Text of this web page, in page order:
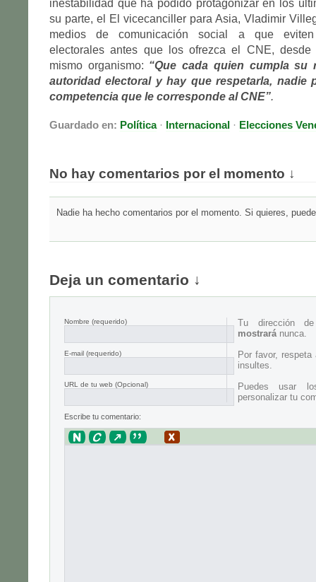
inestabilidad que ha podido protagonizar en los
su parte, el El vicecanciller para Asia, Vladimir
medios de comunicación social a que
electorales antes que los ofrezca el CNE,
mismo organismo: “Que cada quien cumpla
autoridad electoral y hay que respetarla, nadie
competencia que le corresponde al CNE”.
Guardado en: Política· Internacional · Elecciones
No hay comentarios por el momento ↓
Nadie ha hecho comentarios por el momento. Si quieres,
Deja un comentario ↓
Nombre (requerido)
E-mail (requerido)
URL de tu web (Opcional)
Tu dirección
mostraránunca.
Por favor,
insultes.
Puedes usar
personalizar tu
Escribe tu comentario: